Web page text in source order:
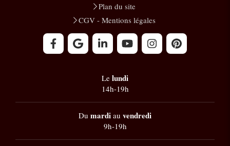
Plan du site
CGV - Mentions légales
Le lundi
14h-19h
Du mardi au vendredi
9h-19h